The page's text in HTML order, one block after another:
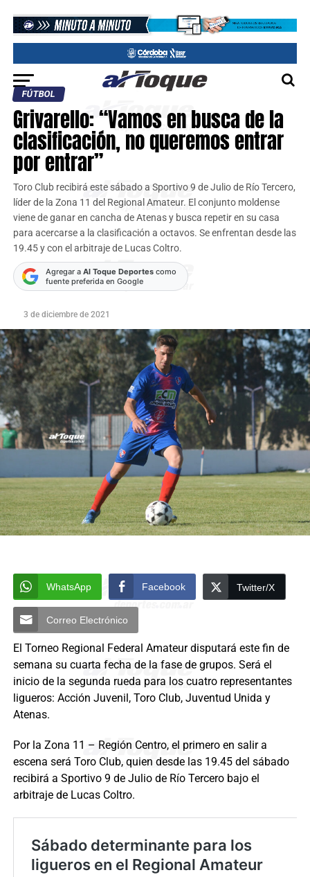
FÚTBOL
Grivarello: “Vamos en busca de la
clasificación, no queremos entrar
por entrar”
Toro Club recibirá este sábado a Sportivo 9 de Julio de Río Tercero,
líder de la Zona 11 del Regional Amateur. El conjunto moldense
viene de ganar en cancha de Atenas y busca repetir en su casa
para acercarse a la clasificación a octavos. Se enfrentan desde las
19.45 y con el arbitraje de Lucas Coltro.
Agregar a Al Toque Deportescomo
fuente preferida en Google
3 de diciembre de 2021
WhatsApp Facebook Twitter/X
Correo Electrónico
El Torneo Regional Federal Amateur disputará este fin de
semana su cuarta fecha de la fase de grupos. Será el
inicio de la segunda rueda para los cuatro representantes
ligueros: Acción Juvenil, Toro Club, Juventud Unida y
Atenas.
Por la Zona 11 – Región Centro, el primero en salir a
escena será Toro Club, quien desde las 19.45 del sábado
recibirá a Sportivo 9 de Julio de Río Tercero bajo el
arbitraje de Lucas Coltro.